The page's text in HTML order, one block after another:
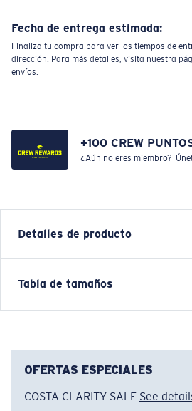
Fecha de entrega estimada:
Finaliza tu compra para ver los tiempos de
dirección. Para más detalles, visita nuestra
envíos.
+100 CREW
¿Aún no eres miembro?
Detalles de producto
Camiseta Protect Offshore de
• Para hombre
• 100 % algodón
colores similares. Secar a
Tabla de tamaños
OFERTAS ESPECIALES
COSTA CLARITY SALE See